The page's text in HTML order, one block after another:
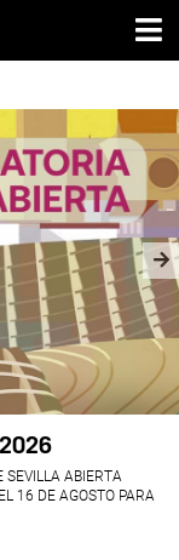
2026
SEVILLA ABIERTA
16 DE AGOSTO PARA